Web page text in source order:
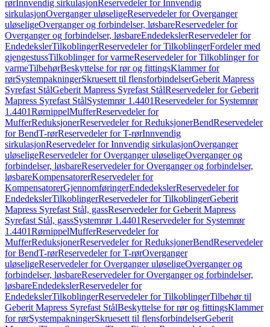
rørInnvendig sirkulasjonReservedeler for Innvendig
sirkulasjonOverganger uløseligeReservedeler for Overganger
uløseligeOverganger og forbindelser, løsbareReservedeler for
Overganger og forbindelser, løsbareEndedekslerReservedeler for
EndedekslerTilkoblingerReservedeler for TilkoblingerFordeler med
gjengestussTilkoblinger for varmeReservedeler for Tilkoblinger for
varmeTilbehørBeskyttelse for rør og fittingsKlammer for
rørSystempakningerSkruesett til flensforbindelserGeberit Mapress
Syrefast StålGeberit Mapress Syrefast StålReservedeler for Geberit
Mapress Syrefast StålSystemrør 1.4401Reservedeler for Systemrør
1.4401RørnippelMufferReservedeler for
MufferReduksjonerReservedeler for ReduksjonerBendReservedeler
for BendT-rørReservedeler for T-rørInnvendig
sirkulasjonReservedeler for Innvendig sirkulasjonOverganger
uløseligeReservedeler for Overganger uløseligeOverganger og
forbindelser, løsbareReservedeler for Overganger og forbindelser,
løsbareKompensatorerReservedeler for
KompensatorerGjennomføringerEndedekslerReservedeler for
EndedekslerTilkoblingerReservedeler for TilkoblingerGeberit
Mapress Syrefast Stål, gassReservedeler for Geberit Mapress
Syrefast Stål, gassSystemrør 1.4401Reservedeler for Systemrør
1.4401RørnippelMufferReservedeler for
MufferReduksjonerReservedeler for ReduksjonerBendReservedeler
for BendT-rørReservedeler for T-rørOverganger
uløseligeReservedeler for Overganger uløseligeOverganger og
forbindelser, løsbareReservedeler for Overganger og forbindelser,
løsbareEndedekslerReservedeler for
EndedekslerTilkoblingerReservedeler for TilkoblingerTilbehør til
Geberit Mapress Syrefast StålBeskyttelse for rør og fittingsKlammer
for rørSystempakningerSkruesett til flensforbindelserGeberit